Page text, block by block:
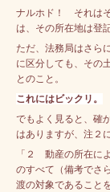
ナルホド！ それは
は、その所在地は登
ただ、法務局はさら
に区分しても、その
とのこと。
これにはビックリ。
でもよく見ると、確
はありますが、注２
「２ 動産の所在に
のすべて（備考でさ
渡の対象であること